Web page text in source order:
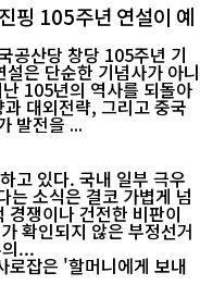
핑 105주년 연설이 예
공산당 창당 105주년 기
은 단순한 기념사가 아니
105년의 역사를 되돌아
대외전략, 그리고 중국
발전을 ...
고 있다. 국내 일부 극우
는 소식은 결코 가볍게 넘
경쟁이나 건전한 비판이
확인되지 않은 부정선거
...